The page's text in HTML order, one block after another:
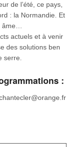
de l’été, ce pays,
: la Normandie. Et
actuels et à venir
des solutions ben
serre.
: